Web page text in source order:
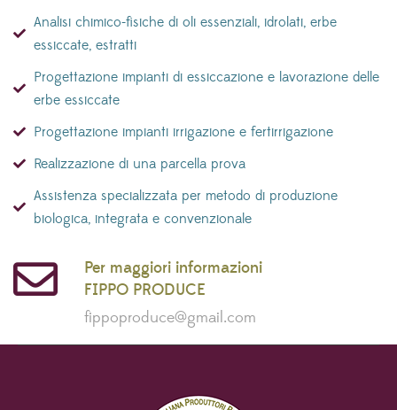
Analisi chimico-fisiche di oli essenziali, idrolati, erbe
essiccate, estratti
Progettazione impianti di essiccazione e lavorazione delle
erbe essiccate
Progettazione impianti irrigazione e fertirrigazione
Realizzazione di una parcella prova
Assistenza specializzata per metodo di produzione
biologica, integrata e convenzionale
Per maggiori informazioni
FIPPO PRODUCE
fippoproduce@gmail.com